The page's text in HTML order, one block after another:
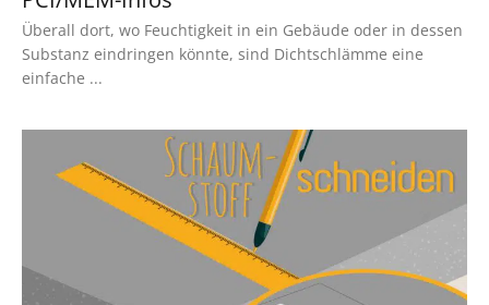
Überall dort, wo Feuchtigkeit in ein Gebäude oder in dessen
Substanz eindringen könnte, sind Dichtschlämme eine
einfache ...